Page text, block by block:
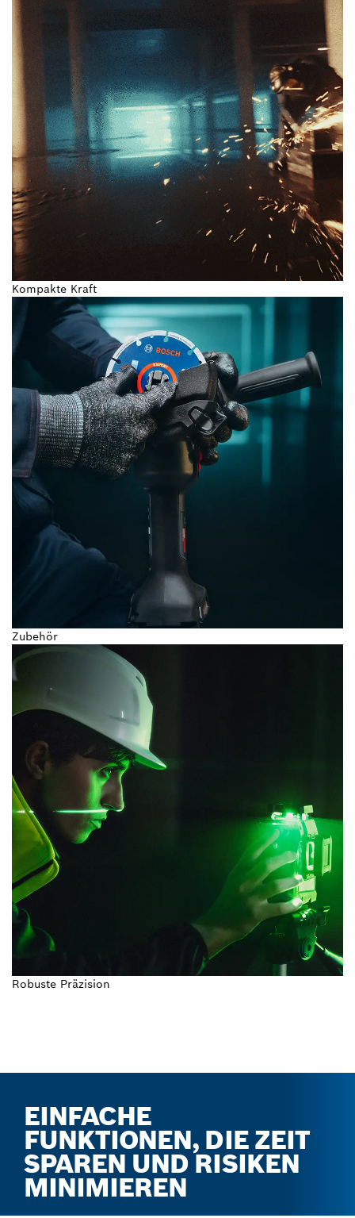
Kompakte Kraft
Zubehör
Robuste Präzision
EINFACHE
FUNKTIONEN, DIE ZEIT
SPAREN UND RISIKEN
MINIMIEREN